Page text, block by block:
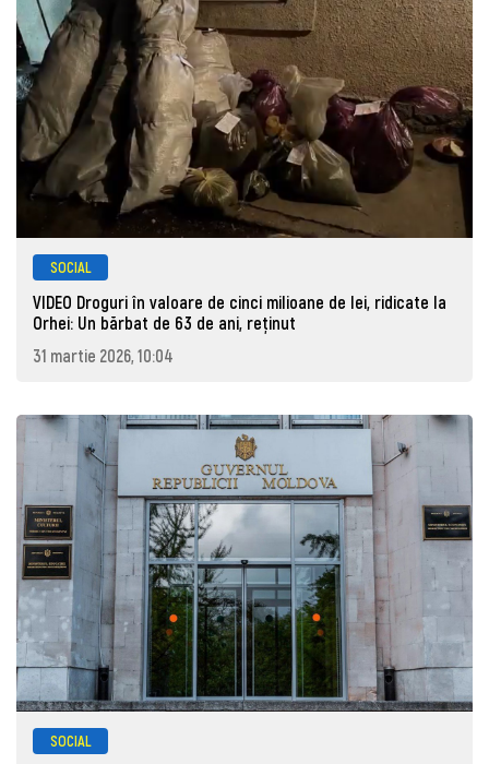
SOCIAL
VIDEO Droguri în valoare de cinci milioane de lei, ridicate la
Orhei: Un bărbat de 63 de ani, reţinut
31 martie 2026, 10:04
SOCIAL